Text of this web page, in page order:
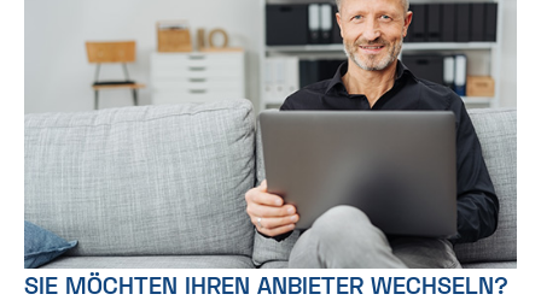
SIE MÖCHTEN IHREN ANBIETER WECHSELN?